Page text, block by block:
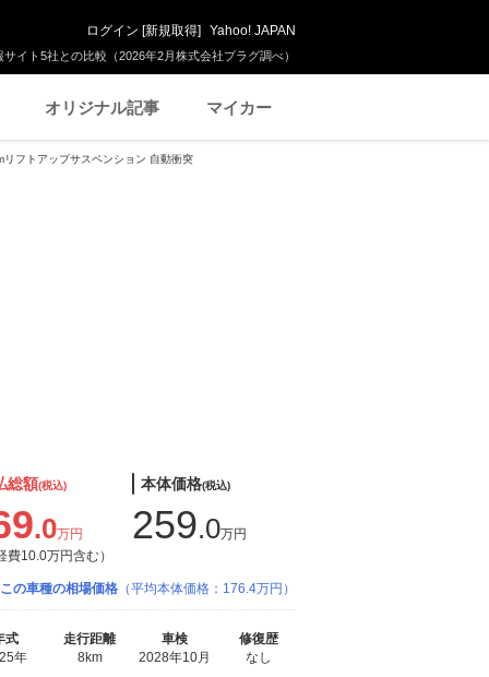
イト5社との比較（2026年2月株式会社プラグ調べ）
ログイン [新規取得] Yahoo! JAPAN
オリジナル記事 マイカー
フトアップサスペンション 自動衝突
総額(税込)
.0万円
費10.0万円含む）
本体価格(税込)
259.0万円
この車種の相場価格 （平均本体価格：176.4万円）
式
年
走行距離
8km
車検
2028年10月
修復歴
なし